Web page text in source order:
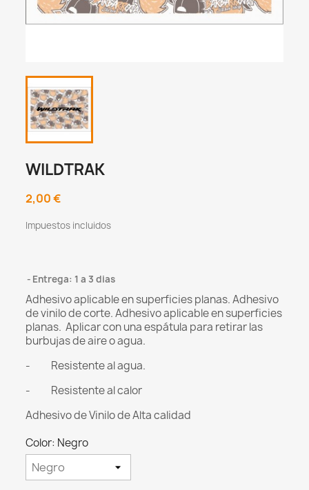
WILDTRAK
2,00 €
Impuestos incluidos
Entrega: 1 a 3 dias
Adhesivo aplicable en superficies planas. Adhesivo
de vinilo de corte.Adhesivo aplicable en superficies
planas. Aplicar con una espátula para retirar las
burbujas de aire o agua.
- Resistente al agua.
- Resistente al calor
Adhesivo de Vinilo de Alta calidad
Color: Negro